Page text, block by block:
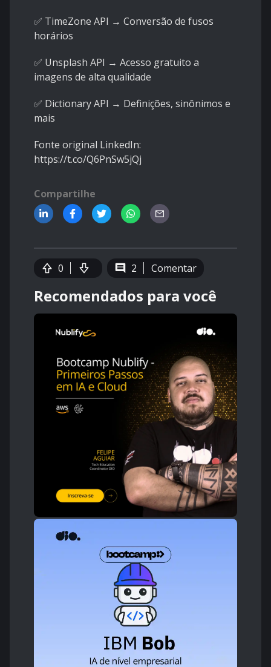
✅ TimeZone API → Conversão de fusos
horários
✅ Unsplash API → Acesso gratuito a
imagens de alta qualidade
✅ Dictionary API → Definições, sinônimos e
mais
Fonte original LinkedIn:
https://t.co/Q6PnSw5jQj
Compartilhe
0 2 Comentar
Recomendados para você